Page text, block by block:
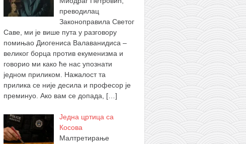
преводилац
Законоправила Светог
Саве, ми је више пута у разговору
помињао Диогениса Валаванидиса –
великог борца против екуменизма и
говорио ми како ће нас упознати
једном приликом. Нажалост та
прилика се није десила и професор је
преминуо. Ако вам се допада, […]
Једна цртица са
Косова
Малтретирање